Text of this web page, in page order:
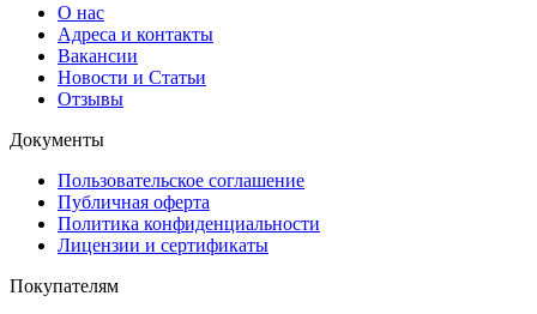
О нас
Адреса и контакты
Вакансии
Новости и Статьи
Отзывы
Документы
Пользовательское соглашение
Публичная оферта
Политика конфиденциальности
Лицензии и сертификаты
Покупателям